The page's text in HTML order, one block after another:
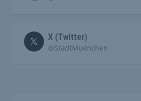
X (Twitter)
@StadtMuenchen